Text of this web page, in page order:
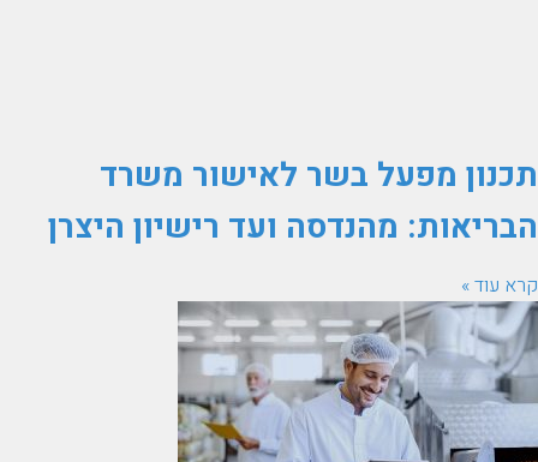
תכנון מפעל בשר לאישור משרד
הבריאות: מהנדסה ועד רישיון היצרן
קרא עוד »